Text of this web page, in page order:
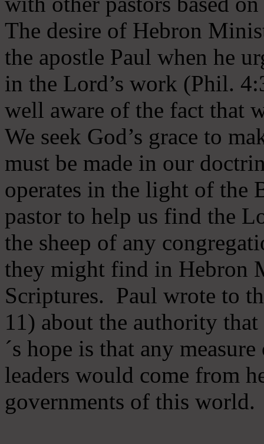
The desire of Hebron
the apostle Paul when he
in the Lord’s work (Phil.
well aware of the fact that
We seek God’s grace to
must be made in our
operates in the light of the
pastor to help us find the
the sheep of any
they might find in Hebron
Scriptures. Paul wrote to
11) about the authority
´s hope is that any
leaders would come from
governments of this world.